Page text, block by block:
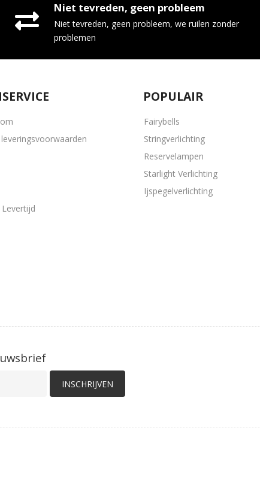
Niet tevreden, geen probleem
Niet tevreden, geen probleem, we ruilen zonder
problemen
POPULAIR
Fairybells
Stringverlichting
Reservelampen
Starlight Verlichting
Ijspegelverlichting
INSCHRIJVEN